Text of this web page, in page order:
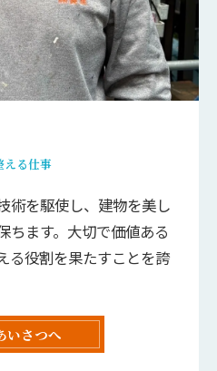
える仕事
術を駆使し、建物を美し
ちます。大切で価値ある
る役割を果たすことを誇
いさつへ